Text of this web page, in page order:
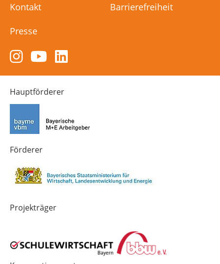
Kontakt Barrierefreiheit
Presse
Zum
Instagram-
Kanal
von
Technik-
in
Bayern
4.0
Zum
YouTube-
Kanal
von
LinkedIn-
Kanal
Hauptförderer
Förderer
Projekträger